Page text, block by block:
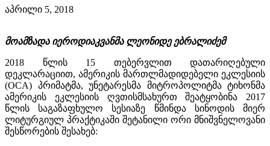
აპრილი 5, 2018
მოამზადა იეროდიაკვანმა ლეონიდე ებრალიძემ
2018 წლის 15 თებერვლით დათარიღებული
დეკლარაციით, ამერიკის მართლმადიდებელი ეკლესიის
(OCA) პრიმატმა, უნეტარესმა მიტროპოლიტმა ტიხონმა
ამერიკის ეკლესიის ღვთისმსახურთ შეატყობინა 2017
წლის საგაზაფხულო სესიაზე წმინდა სინოდის მიერ
ლიტურგიულ პრაქტიკაში შეტანილი ორი მნიშვნელოვანი
შესწორების შესახებ: